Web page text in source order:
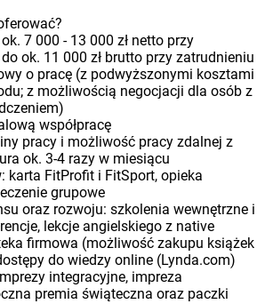
7 000 - 13 000 zł netto przy
ok. 11 000 zł brutto przy zatrudnieniu
o pracę (z podwyższonymi kosztami
z możliwością negocjacji dla osób z
współpracę
pracy i możliwość pracy zdalnej z
ok. 3-4 razy w miesiącu
karta FitProfit i FitSport, opieka
grupowe
oraz rozwoju: szkolenia wewnętrzne i
lekcje angielskiego z native
firmowa (możliwość zakupu książek
do wiedzy online (Lynda.com)
integracyjne, impreza
premia świąteczna oraz paczki